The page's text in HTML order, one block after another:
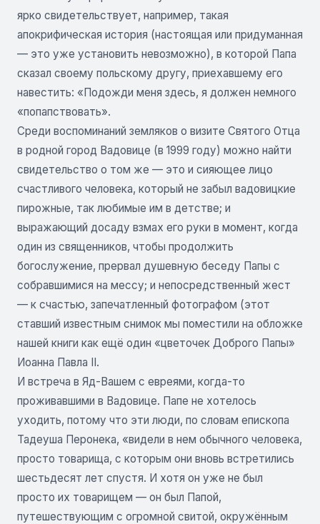
ярко свидетельствует, например, такая
апокрифическая история (настоящая или придуманная
— это уже установить невозможно), в которой Папа
сказал своему польскому другу, приехавшему его
навестить: «Подожди меня здесь, я должен немного
«попапствовать».
Среди воспоминаний земляков о визите Святого Отца
в родной город Вадовице (в 1999 году) можно найти
свидетельство о том же — это и сияющее лицо
счастливого человека, который не забыл вадовицкие
пирожные, так любимые им в детстве; и
выражающий досаду взмах его руки в момент, когда
один из священников, чтобы продолжить
богослужение, прервал душевную беседу Папы с
собравшимися на мессу; и непосредственный жест
— к счастью, запечатленный фотографом (этот
ставший известным снимок мы поместили на обложке
нашей книги как ещё один «цветочек Доброго Папы»
Иоанна Павла II.
И встреча в Яд-Вашем с евреями, когда-то
проживавшими в Вадовице. Папе не хотелось
уходить, потому что эти люди, по словам епископа
Тадеуша Перонека, «видели в нем обычного человека,
просто товарища, с которым они вновь встретились
шестьдесят лет спустя. И хотя он уже не был
просто их товарищем — он был Папой,
путешествующим с огромной свитой, окружённым